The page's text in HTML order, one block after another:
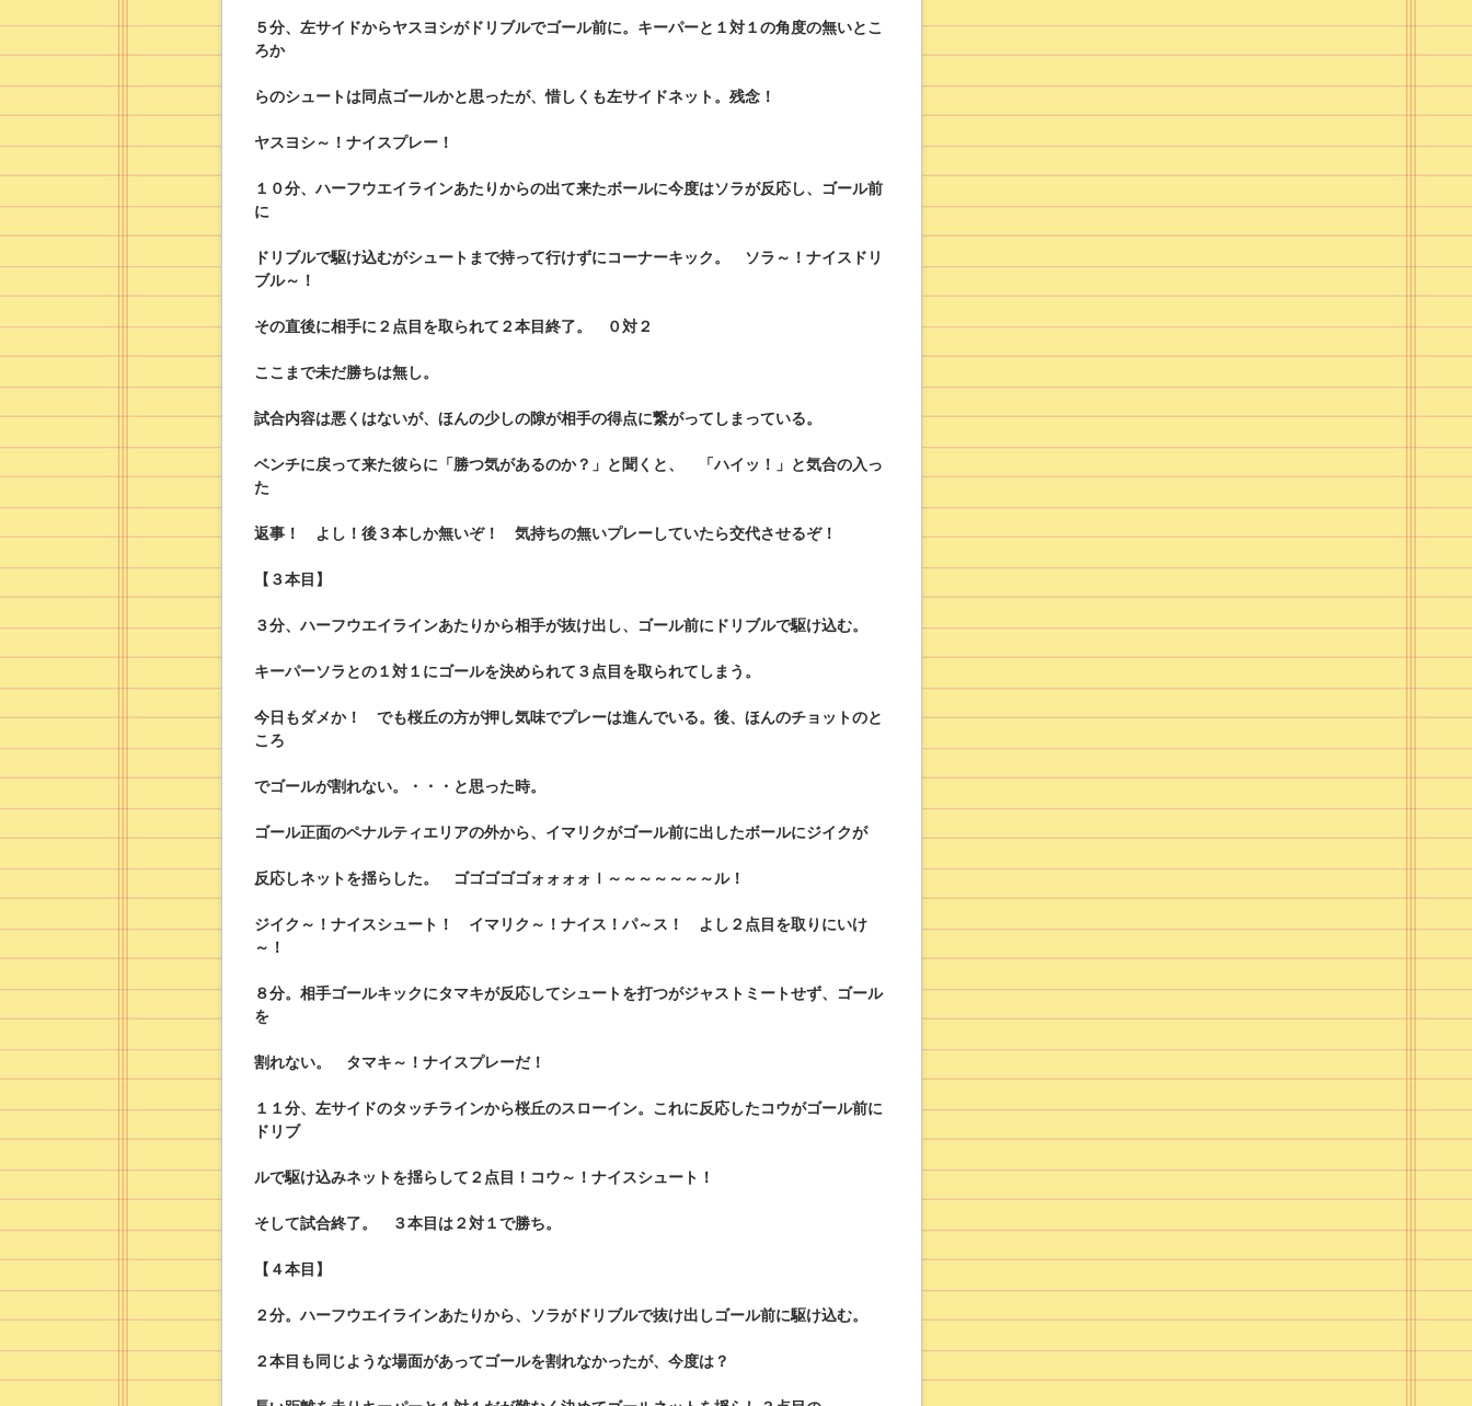
５分、左サイドからヤスヨシがドリブルでゴール前に。キーパーと１対１の角度の無いとこ
ろか
らのシュートは同点ゴールかと思ったが、惜しくも左サイドネット。残念！
ヤスヨシ～！ナイスプレー！
１０分、ハーフウエイラインあたりからの出て来たボールに今度はソラが反応し、ゴール前
に
ドリブルで駆け込むがシュートまで持って行けずにコーナーキック。 ソラ～！ナイスドリ
ブル～！
その直後に相手に２点目を取られて２本目終了。 ０対２
ここまで未だ勝ちは無し。
試合内容は悪くはないが、ほんの少しの隙が相手の得点に繋がってしまっている。
ベンチに戻って来た彼らに「勝つ気があるのか？」と聞くと、 「ハイッ！」と気合の入っ
た
返事！ よし！後３本しか無いぞ！ 気持ちの無いプレーしていたら交代させるぞ！
【３本目】
３分、ハーフウエイラインあたりから相手が抜け出し、ゴール前にドリブルで駆け込む。
キーパーソラとの１対１にゴールを決められて３点目を取られてしまう。
今日もダメか！ でも桜丘の方が押し気味でプレーは進んでいる。後、ほんのチョットのと
ころ
でゴールが割れない。・・・と思った時。
ゴール正面のペナルティエリアの外から、イマリクがゴール前に出したボールにジイクが
反応しネットを揺らした。 ゴゴゴゴゴォォォォｌ～～～～～～～ル！
ジイク～！ナイスシュート！ イマリク～！ナイス！パ～ス！ よし２点目を取りにいけ
～！
８分。相手ゴールキックにタマキが反応してシュートを打つがジャストミートせず、ゴール
を
割れない。 タマキ～！ナイスプレーだ！
１１分、左サイドのタッチラインから桜丘のスローイン。これに反応したコウがゴール前に
ドリブ
ルで駆け込みネットを揺らして２点目！コウ～！ナイスシュート！
そして試合終了。 ３本目は２対１で勝ち。
【４本目】
２分。ハーフウエイラインあたりから、ソラがドリブルで抜け出しゴール前に駆け込む。
２本目も同じような場面があってゴールを割れなかったが、今度は？